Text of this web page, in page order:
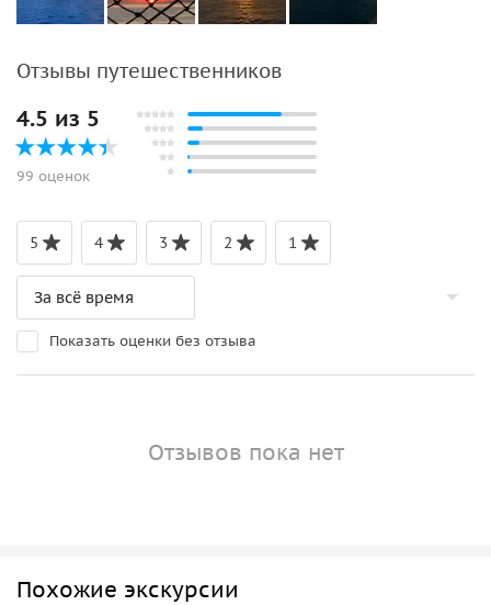
Отзывы путешественников
4.5 из 5
99 оценок
5 4 3 2 1
Показать оценки без отзыва
Отзывов пока нет
Похожие экскурсии